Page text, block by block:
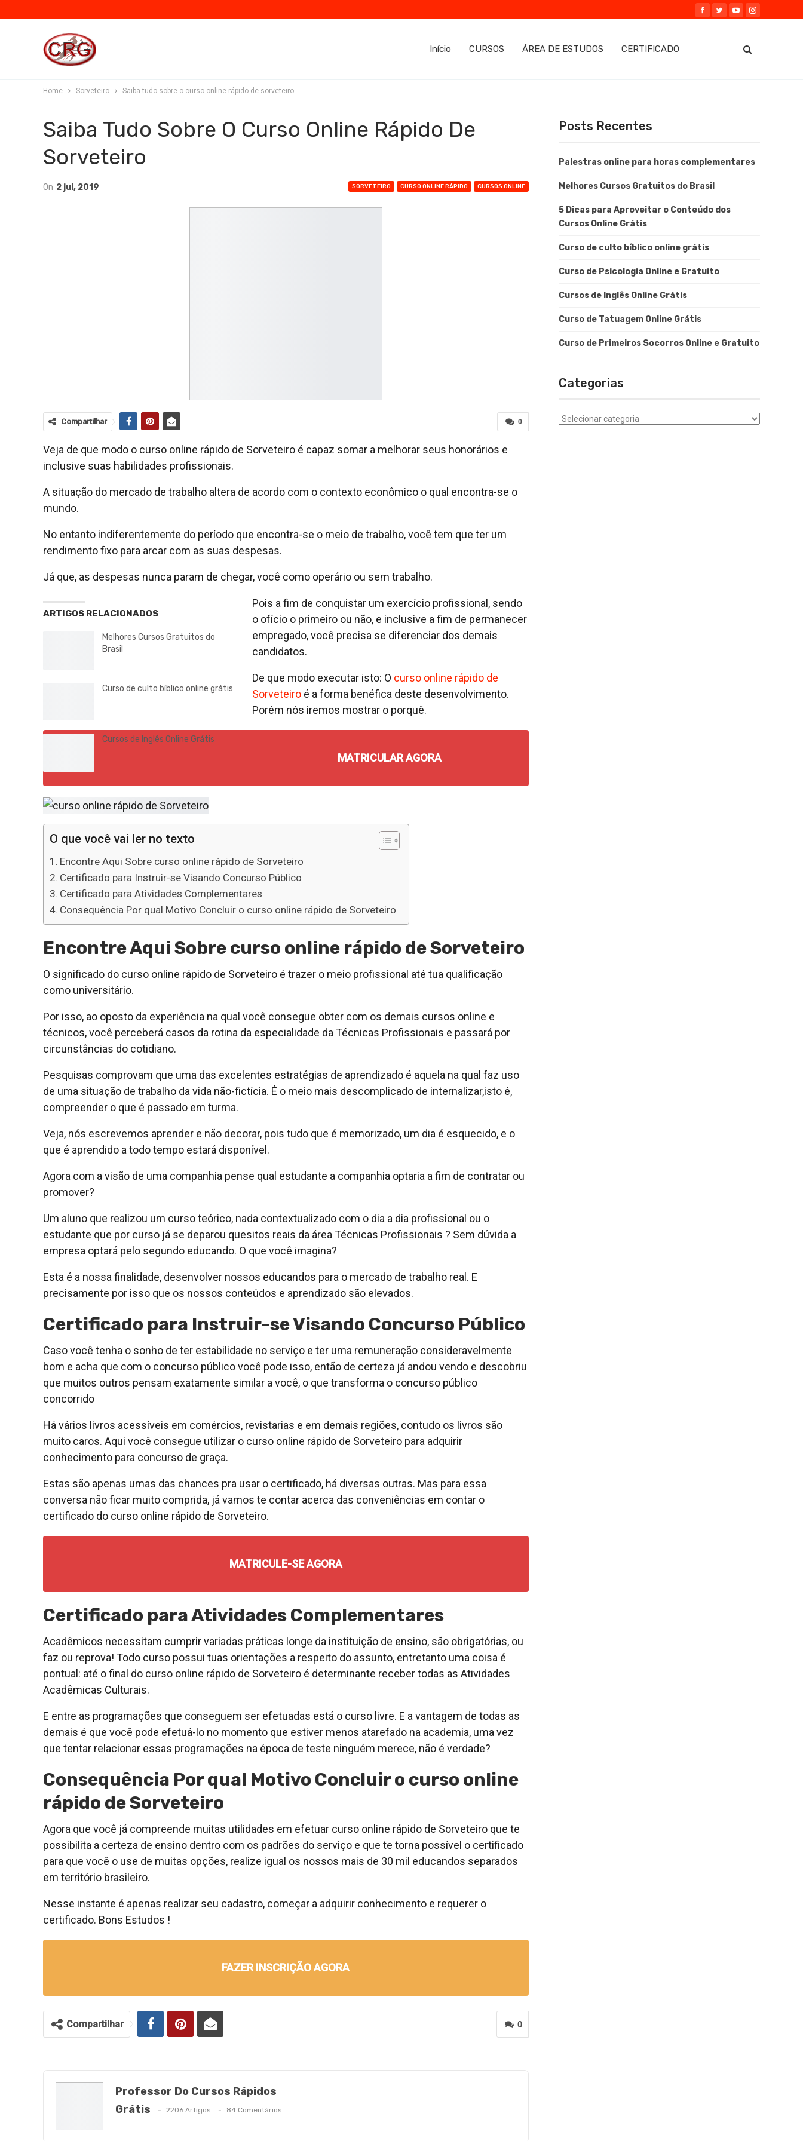
Início CURSOS ÁREA DE ESTUDOS CERTIFICADO
Home Sorveteiro Saiba tudo sobre o curso online rápido de sorveteiro
Saiba Tudo Sobre O Curso Online Rápido De
Sorveteiro
SORVETEIRO CURSO ONLINE RÁPIDO CURSOS ONLINE
On 2 jul, 2019
0
Compartilhar
Veja de que modo o curso online rápido de Sorveteiro é capaz somar a melhorar seus honorários e
inclusive suas habilidades profissionais.
A situação do mercado de trabalho altera de acordo com o contexto econômico o qual encontra-se o
mundo.
No entanto indiferentemente do período que encontra-se o meio de trabalho, você tem que ter um
rendimento fixo para arcar com as suas despesas.
Já que, as despesas nunca param de chegar, você como operário ou sem trabalho.
ARTIGOS RELACIONADOS
Melhores Cursos Gratuitos do
Brasil
Curso de culto bíblico online grátis
Cursos de Inglês Online Grátis
Pois a fim de conquistar um exercício profissional, sendo
o ofício o primeiro ou não, e inclusive a fim de permanecer
empregado, você precisa se diferenciar dos demais
candidatos.
De que modo executar isto: O curso online rápido de
Sorveteiro é a forma benéfica deste desenvolvimento.
Porém nós iremos mostrar o porquê.
MATRICULAR AGORA
O que você vai ler no texto
Encontre Aqui Sobre curso online rápido de Sorveteiro
Certificado para Instruir-se Visando Concurso Público
Certificado para Atividades Complementares
Consequência Por qual Motivo Concluir o curso online rápido de Sorveteiro
Encontre Aqui Sobre curso online rápido de Sorveteiro
O significado do curso online rápido de Sorveteiro é trazer o meio profissional até tua qualificação
como universitário.
Por isso, ao oposto da experiência na qual você consegue obter com os demais cursos online e
técnicos, você perceberá casos da rotina da especialidade da Técnicas Profissionais e passará por
circunstâncias do cotidiano.
Pesquisas comprovam que uma das excelentes estratégias de aprendizado é aquela na qual faz uso
de uma situação de trabalho da vida não-fictícia. É o meio mais descomplicado de internalizar,isto é,
compreender o que é passado em turma.
Veja, nós escrevemos aprender e não decorar, pois tudo que é memorizado, um dia é esquecido, e o
que é aprendido a todo tempo estará disponível.
Agora com a visão de uma companhia pense qual estudante a companhia optaria a fim de contratar ou
promover?
Um aluno que realizou um curso teórico, nada contextualizado com o dia a dia profissional ou o
estudante que por curso já se deparou quesitos reais da área Técnicas Profissionais ? Sem dúvida a
empresa optará pelo segundo educando. O que você imagina?
Esta é a nossa finalidade, desenvolver nossos educandos para o mercado de trabalho real. E
precisamente por isso que os nossos conteúdos e aprendizado são elevados.
Certificado para Instruir-se Visando Concurso Público
Caso você tenha o sonho de ter estabilidade no serviço e ter uma remuneração consideravelmente
bom e acha que com o concurso público você pode isso, então de certeza já andou vendo e descobriu
que muitos outros pensam exatamente similar a você, o que transforma o concurso público
concorrido
Há vários livros acessíveis em comércios, revistarias e em demais regiões, contudo os livros são
muito caros. Aqui você consegue utilizar o curso online rápido de Sorveteiro para adquirir
conhecimento para concurso de graça.
Estas são apenas umas das chances pra usar o certificado, há diversas outras. Mas para essa
conversa não ficar muito comprida, já vamos te contar acerca das conveniências em contar o
certificado do curso online rápido de Sorveteiro.
MATRICULE-SE AGORA
Certificado para Atividades Complementares
Acadêmicos necessitam cumprir variadas práticas longe da instituição de ensino, são obrigatórias, ou
faz ou reprova! Todo curso possui tuas orientações a respeito do assunto, entretanto uma coisa é
pontual: até o final do curso online rápido de Sorveteiro é determinante receber todas as Atividades
Acadêmicas Culturais.
E entre as programações que conseguem ser efetuadas está o curso livre. E a vantagem de todas as
demais é que você pode efetuá-lo no momento que estiver menos atarefado na academia, uma vez
que tentar relacionar essas programações na época de teste ninguém merece, não é verdade?
Consequência Por qual Motivo Concluir o curso online
rápido de Sorveteiro
Agora que você já compreende muitas utilidades em efetuar curso online rápido de Sorveteiro que te
possibilita a certeza de ensino dentro com os padrões do serviço e que te torna possível o certificado
para que você o use de muitas opções, realize igual os nossos mais de 30 mil educandos separados
em território brasileiro.
Nesse instante é apenas realizar seu cadastro, começar a adquirir conhecimento e requerer o
certificado. Bons Estudos !
FAZER INSCRIÇÃO AGORA
0
Compartilhar
Professor Do Cursos Rápidos
Grátis
2206 Artigos 84 Comentários
Posts Recentes
Palestras online para horas complementares
Melhores Cursos Gratuitos do Brasil
5 Dicas para Aproveitar o Conteúdo dos
Cursos Online Grátis
Curso de culto bíblico online grátis
Curso de Psicologia Online e Gratuito
Cursos de Inglês Online Grátis
Curso de Tatuagem Online Grátis
Curso de Primeiros Socorros Online e Gratuito
Categorias
Categorias